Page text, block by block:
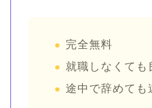
完全無料
就職しなくても
途中で辞めても